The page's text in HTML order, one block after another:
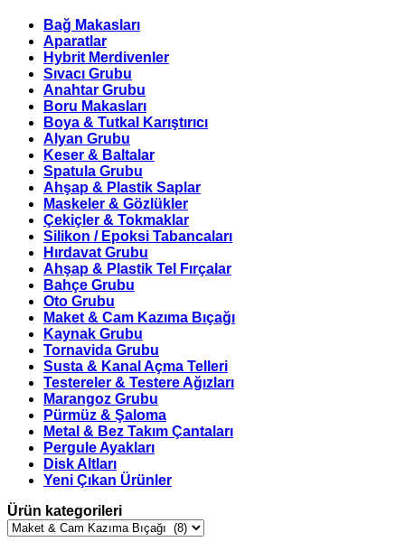
Bağ Makasları
Aparatlar
Hybrit Merdivenler
Sıvacı Grubu
Anahtar Grubu
Boru Makasları
Boya & Tutkal Karıştırıcı
Alyan Grubu
Keser & Baltalar
Spatula Grubu
Ahşap & Plastik Saplar
Maskeler & Gözlükler
Çekiçler & Tokmaklar
Silikon / Epoksi Tabancaları
Hırdavat Grubu
Ahşap & Plastik Tel Fırçalar
Bahçe Grubu
Oto Grubu
Maket & Cam Kazıma Bıçağı
Kaynak Grubu
Tornavida Grubu
Susta & Kanal Açma Telleri
Testereler & Testere Ağızları
Marangoz Grubu
Pürmüz & Şaloma
Metal & Bez Takım Çantaları
Pergule Ayakları
Disk Altları
Yeni Çıkan Ürünler
Ürün kategorileri